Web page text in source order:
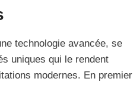
technologie avancée, se
uniques qui le rendent
modernes. En premier